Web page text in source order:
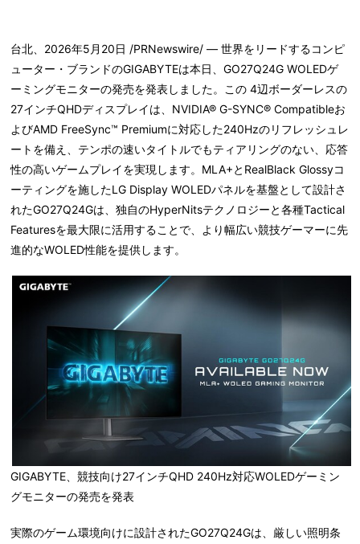
台北、2026年5月20日 /PRNewswire/ — 世界をリードするコンピ
ューター・ブランドのGIGABYTEは本日、GO27Q24G WOLEDゲ
ーミングモニターの発売を発表しました。この 4辺ボーダーレスの
27インチQHDディスプレイは、NVIDIA® G-SYNC® Compatibleお
よびAMD FreeSync™ Premiumに対応した240Hzのリフレッシュレ
ートを備え、テンポの速いタイトルでもティアリングのない、応答
性の高いゲームプレイを実現します。MLA+とRealBlack Glossyコ
ーティングを施したLG Display WOLEDパネルを基盤として設計さ
れたGO27Q24Gは、独自のHyperNitsテクノロジーと各種Tactical
Featuresを最大限に活用することで、より幅広い競技ゲーマーに先
進的なWOLED性能を提供します。
GIGABYTE、競技向け27インチQHD 240Hz対応WOLEDゲーミン
グモニターの発売を発表
実際のゲーム環境向けに設計されたGO27Q24Gは、厳しい照明条